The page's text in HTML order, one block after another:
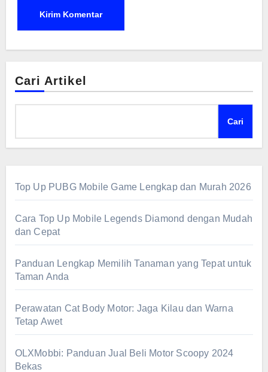
Cari Artikel
Cari
Top Up PUBG Mobile Game Lengkap dan Murah 2026
Cara Top Up Mobile Legends Diamond dengan Mudah
dan Cepat
Panduan Lengkap Memilih Tanaman yang Tepat untuk
Taman Anda
Perawatan Cat Body Motor: Jaga Kilau dan Warna
Tetap Awet
OLXMobbi: Panduan Jual Beli Motor Scoopy 2024
Bekas